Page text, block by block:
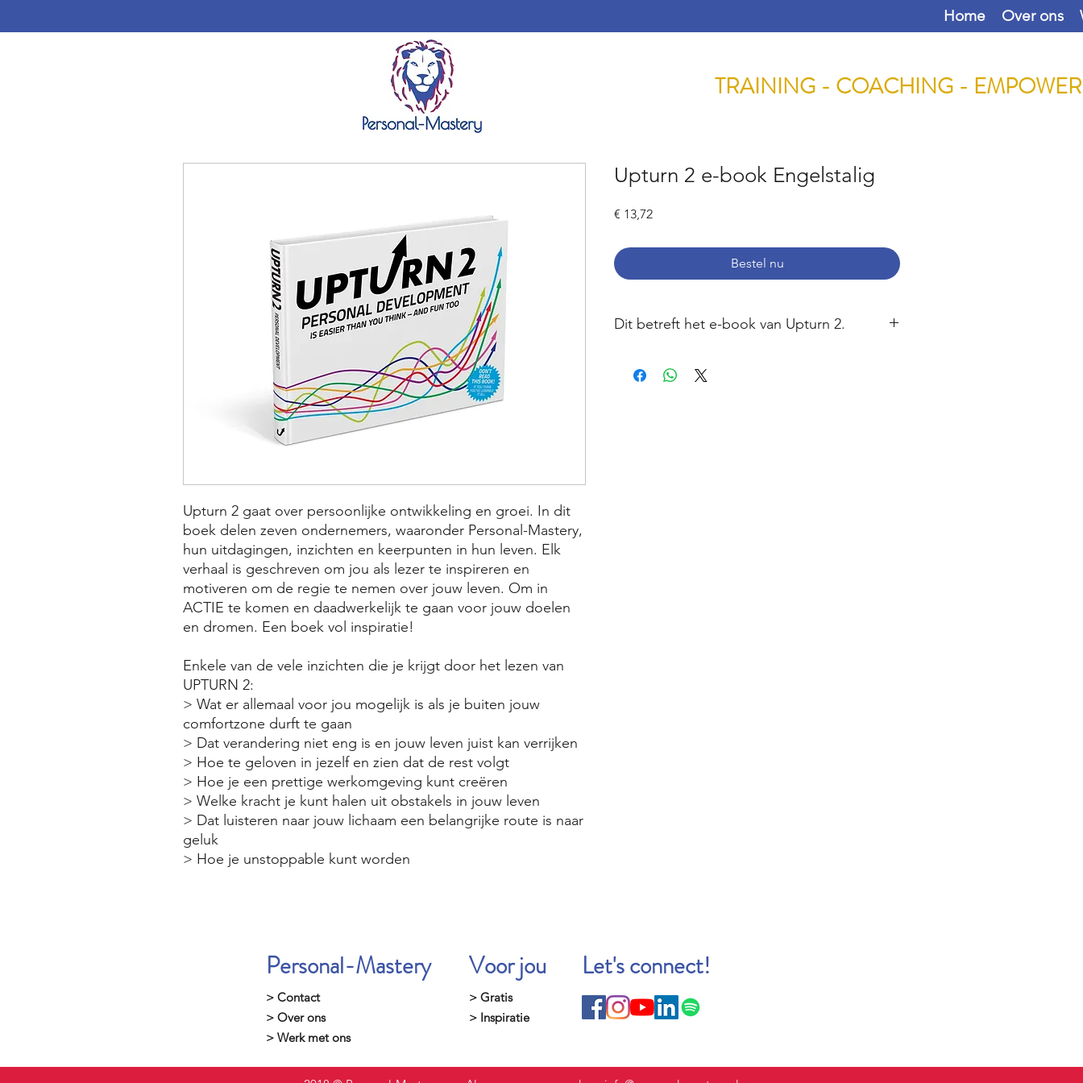
Home Over ons
TRAINING - COACHING -
Upturn 2 gaat over persoonlijke ontwikkeling en groei. In dit
boek delen zeven ondernemers, waaronder Personal-Mastery,
hun uitdagingen, inzichten en keerpunten in hun leven. Elk
verhaal is geschreven om jou als lezer te inspireren en
motiveren om de regie te nemen over jouw leven. Om in
ACTIE te komen en daadwerkelijk te gaan voor jouw doelen
en dromen. Een boek vol inspiratie!
Enkele van de vele inzichten die je krijgt door het lezen van
UPTURN 2:
> Wat er allemaal voor jou mogelijk is als je buiten jouw
comfortzone durft te gaan
> Dat verandering niet eng is en jouw leven juist kan verrijken
> Hoe te geloven in jezelf en zien dat de rest volgt
> Hoe je een prettige werkomgeving kunt creëren
> Welke kracht je kunt halen uit obstakels in jouw leven
> Dat luisteren naar jouw lichaam een belangrijke route is naar
geluk
> Hoe je unstoppable kunt worden
Upturn 2 e-book Engelstalig
€ 13,72Prijs
Bestel nu
Dit betreft het e-book van Upturn 2.
Personal-Mastery
> Contact
> Over ons
> Werk met ons
Voor jou Let's connect!
> Gratis
> Inspiratie